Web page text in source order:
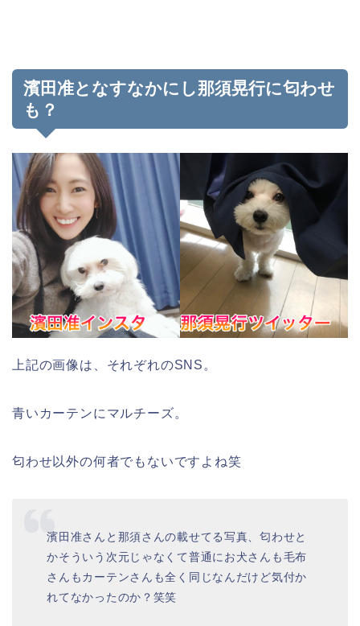
濱田准となすなかにし那須晃行に匂わせ
も？
上記の画像は、それぞれのSNS。
青いカーテンにマルチーズ。
匂わせ以外の何者でもないですよね笑
濱田准さんと那須さんの載せてる写真、匂わせと
かそういう次元じゃなくて普通にお犬さんも毛布
さんもカーテンさんも全く同じなんだけど気付か
れてなかったのか？笑笑